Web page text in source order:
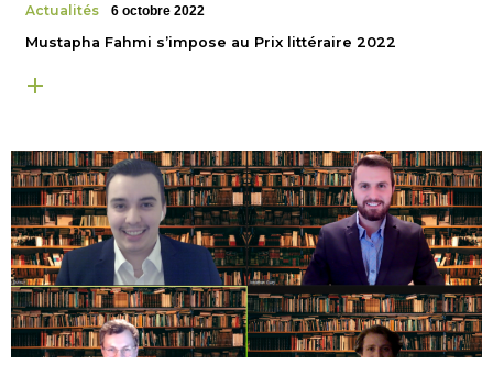
Actualités 6 octobre 2022
Mustapha Fahmi s’impose au Prix littéraire 2022